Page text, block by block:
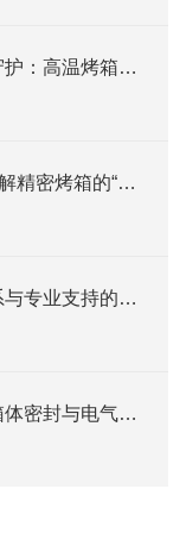
智慧控温与安全守护：高温烤箱的“大脑”与“免疫系统”
不止于“高温”：理解精密烤箱的“温度均匀性”与“稳定性”
构建长期维护体系与专业支持的价值
温度控制系统、箱体密封与电气安全维护